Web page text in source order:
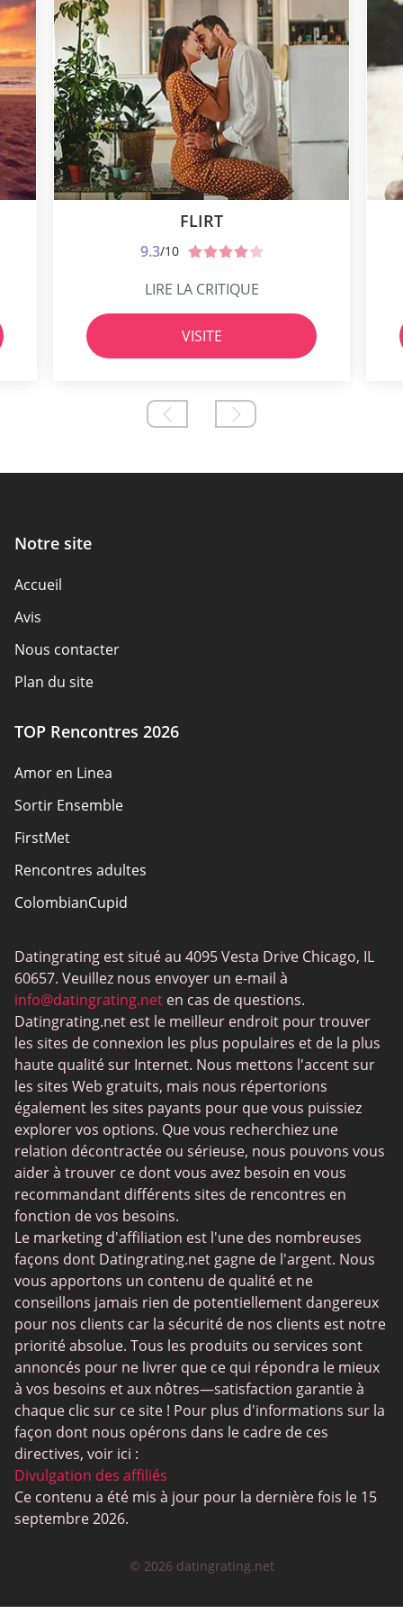
FLIRT
9.3/10
LIRE LA CRITIQUE
VISITE
Notre site
Accueil
Avis
Nous contacter
Plan du site
TOP Rencontres 2026
Amor en Linea
Sortir Ensemble
FirstMet
Rencontres adultes
ColombianCupid
MeetMindful
BDSM
BBPeopleMeet
Sites Sugar Daddy
JPeopleMeet
Rencontres trans
Sites de rencontre senior
MyLOL
Rencontres gay
Rencontres lesbiennes
Sites de rencontres bouddhistes
SugarDaddyMeet
LatinAmericanCupid
CatholicMatch
Datingrating est situé au 4095 Vesta Drive Chicago, IL
60657. Veuillez nous envoyer un e-mail à
info@datingrating.net en cas de questions.
Datingrating.net est le meilleur endroit pour trouver
les sites de connexion les plus populaires et de la plus
haute qualité sur Internet. Nous mettons l'accent sur
les sites Web gratuits, mais nous répertorions
également les sites payants pour que vous puissiez
explorer vos options. Que vous recherchiez une
relation décontractée ou sérieuse, nous pouvons vous
aider à trouver ce dont vous avez besoin en vous
recommandant différents sites de rencontres en
fonction de vos besoins.
Le marketing d'affiliation est l'une des nombreuses
façons dont Datingrating.net gagne de l'argent. Nous
vous apportons un contenu de qualité et ne
conseillons jamais rien de potentiellement dangereux
pour nos clients car la sécurité de nos clients est notre
priorité absolue. Tous les produits ou services sont
annoncés pour ne livrer que ce qui répondra le mieux
à vos besoins et aux nôtres—satisfaction garantie à
chaque clic sur ce site ! Pour plus d'informations sur la
façon dont nous opérons dans le cadre de ces
directives, voir ici :
Divulgation des affiliés
Ce contenu a été mis à jour pour la dernière fois le 15
septembre 2026.
© 2026 datingrating.net